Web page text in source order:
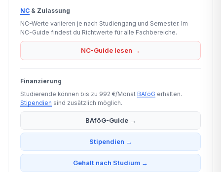
NC & Zulassung
NC-Werte variieren je nach Studiengang und Semester. Im
NC-Guide findest du Richtwerte für alle Fachbereiche.
NC-Guide lesen →
Finanzierung
Studierende können bis zu 992 €/Monat BAföG erhalten.
Stipendien sind zusätzlich möglich.
BAföG-Guide →
Stipendien →
Gehalt nach Studium →